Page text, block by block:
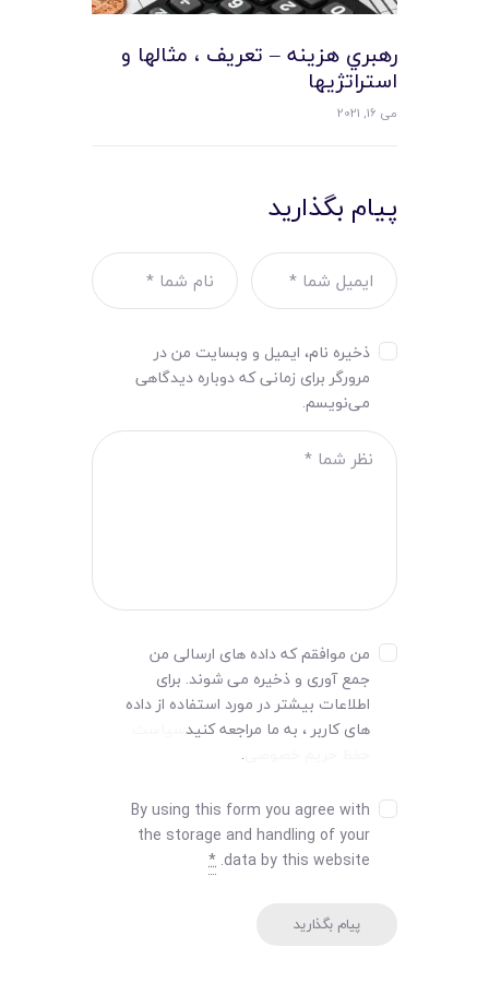
رهبري هزينه – تعريف ، مثالها و
استراتژيها
می 16, 2021
پیام بگذارید
ذخیره نام، ایمیل و وبسایت من در
مرورگر برای زمانی که دوباره دیدگاهی
می‌نویسم.
من موافقم که داده های ارسالی من
جمع آوری و ذخیره می شوند. برای
اطلاعات بیشتر در مورد استفاده از داده
های کاربر ، به ما مراجعه کنید
.
By using this form you agree with
the storage and handling of your
data by this website.
*